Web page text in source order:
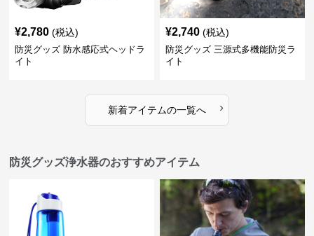
¥2,780 (税込)
防災グッズ 防水感応式ヘッドラ
イト
¥2,740 (税込)
防災グッズ 三源式多機能防災ラ
イト
新着アイテムの一覧へ ›
防災グッズ浄水器のおすすめアイテム